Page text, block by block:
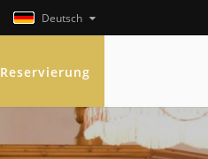
Deutsch
Reservierung